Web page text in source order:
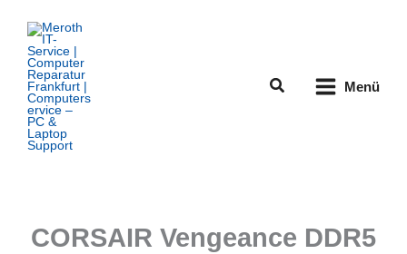
Inhalt
springen
Suchen Menü
CORSAIR Vengeance DDR5